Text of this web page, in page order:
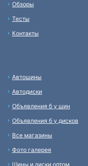
Обзоры
Тесты
Контакты
Автошины
Автодиски
Объявления б у шин
Объявления б у дисков
Все магазины
Фото галерея
Шины и диски оптом